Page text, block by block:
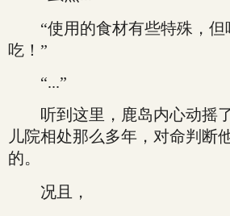
“使用的食材有些特殊，但
吃！”
“...”
听到这里，鹿岛内心动摇
儿院相处那么多年，对命判断
的。
况且，